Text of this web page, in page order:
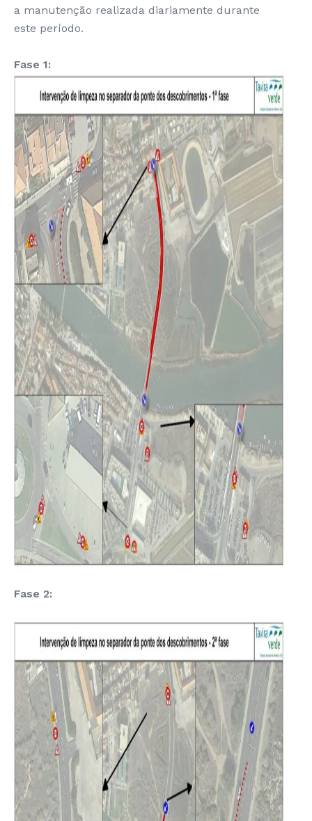
a manutenção realizada diariamente durante
este período.
Fase 1:
Fase 2: